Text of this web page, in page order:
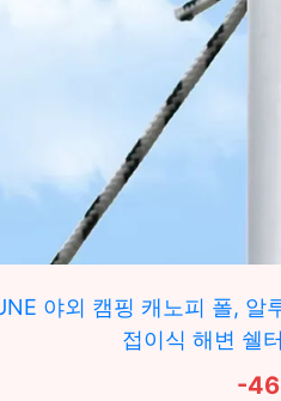
야외 캠핑 캐노피 폴, 알
접이식 해변 쉘
-